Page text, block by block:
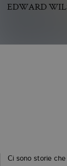
EDWARD
Ci sono storie